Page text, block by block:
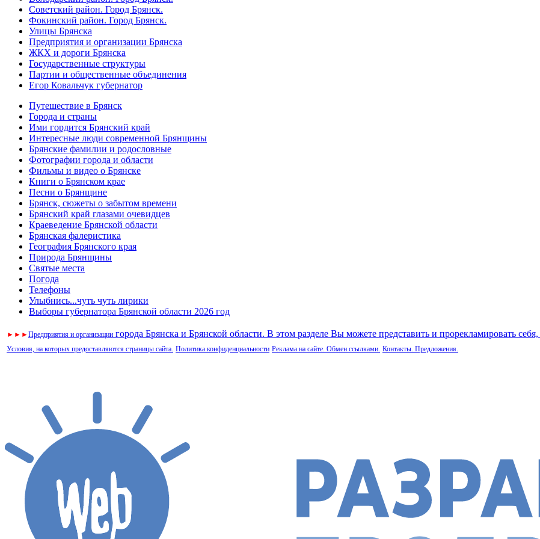
Советский район. Город Брянск.
Фокинский район. Город Брянск.
Улицы Брянска
Предприятия и организации Брянска
ЖКХ и дороги Брянска
Государственные структуры
Партии и общественные объединения
Егор Ковальчук губернатор
Путешествие в Брянск
Города и страны
Ими гордится Брянский край
Интересные люди современной Брянщины
Брянские фамилии и родословные
Фотографии города и области
Фильмы и видео о Брянске
Книги о Брянском крае
Песни о Брянщине
Брянск, сюжеты о забытом времени
Брянский край глазами очевидцев
Краеведение Брянской области
Брянская фалеристика
География Брянского края
Природа Брянщины
Святые места
Погода
Телефоны
Улыбнись...чуть чуть лирики
Выборы губернатора Брянской области 2026 год
► ► ►Предприятия и организации города Брянска и Брянской области. В этом разделе Вы можете представить и прорекламировать
Условия, на которых предоставляются страницы сайта. Политика конфиденциальности Реклама на сайте. Обмен ссылками. Контакты. Предложения.